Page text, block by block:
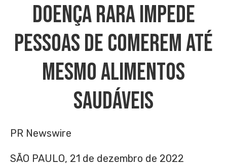
Doença Rara Impede
Pessoas De Comerem Até
Mesmo Alimentos
Saudáveis
PR Newswire
SÃO PAULO, 21 de dezembro de 2022